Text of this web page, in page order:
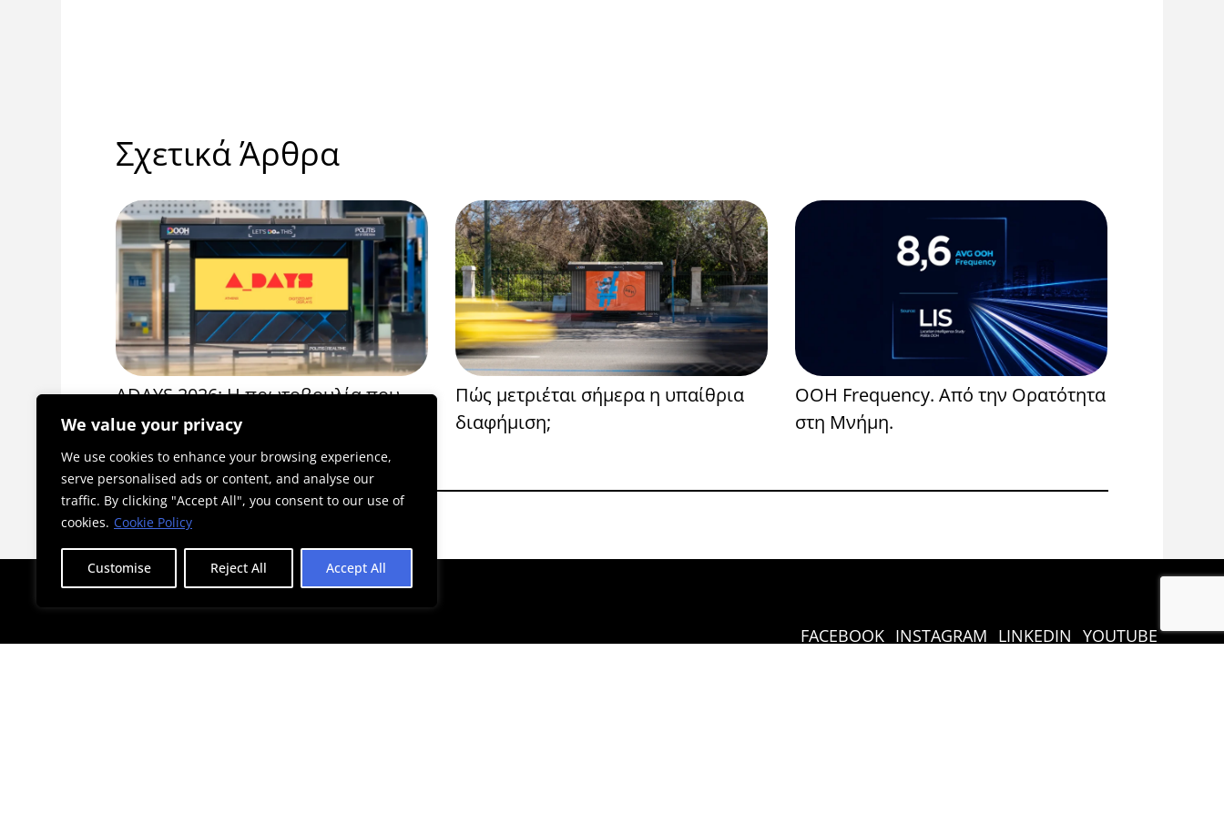
We value your privacy
We use cookies to enhance your browsing experience,
serve personalised ads or content, and analyse our
traffic. By clicking "Accept All", you consent to our use of
cookies. Cookie Policy
Customise Reject All Accept All
Σχετικά Άρθρα
ADAYS 2026: Η πρωτοβουλία που
γίνεται θεσμός στην Αθήνα
Πώς μετριέται σήμερα η υπαίθρια
διαφήμιση;
OOH Frequency. Από την Ορατότητα
στη Μνήμη.
FACEBOOK INSTAGRAM LINKEDIN YOUTUBE